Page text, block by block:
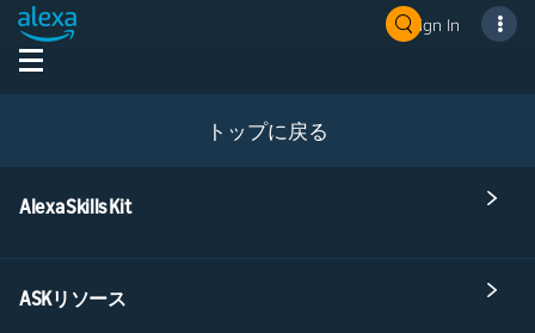
Sign In
トップに戻る
Alexa Skills Kit
ASKリソース